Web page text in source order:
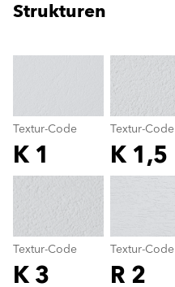
Strukturen
Textur-Code
K 1
Textur-Code
K 1,5
Textur-Code
K 3
Textur-Code
R 2
Textur-Code
color_name